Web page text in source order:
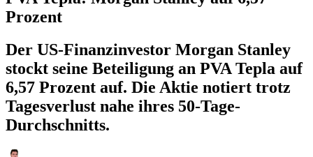
Prozent
Der US-Finanzinvestor Morgan Stanley
stockt seine Beteiligung an PVA Tepla auf
6,57 Prozent auf. Die Aktie notiert trotz
Tagesverlust nahe ihres 50-Tage-
Durchschnitts.